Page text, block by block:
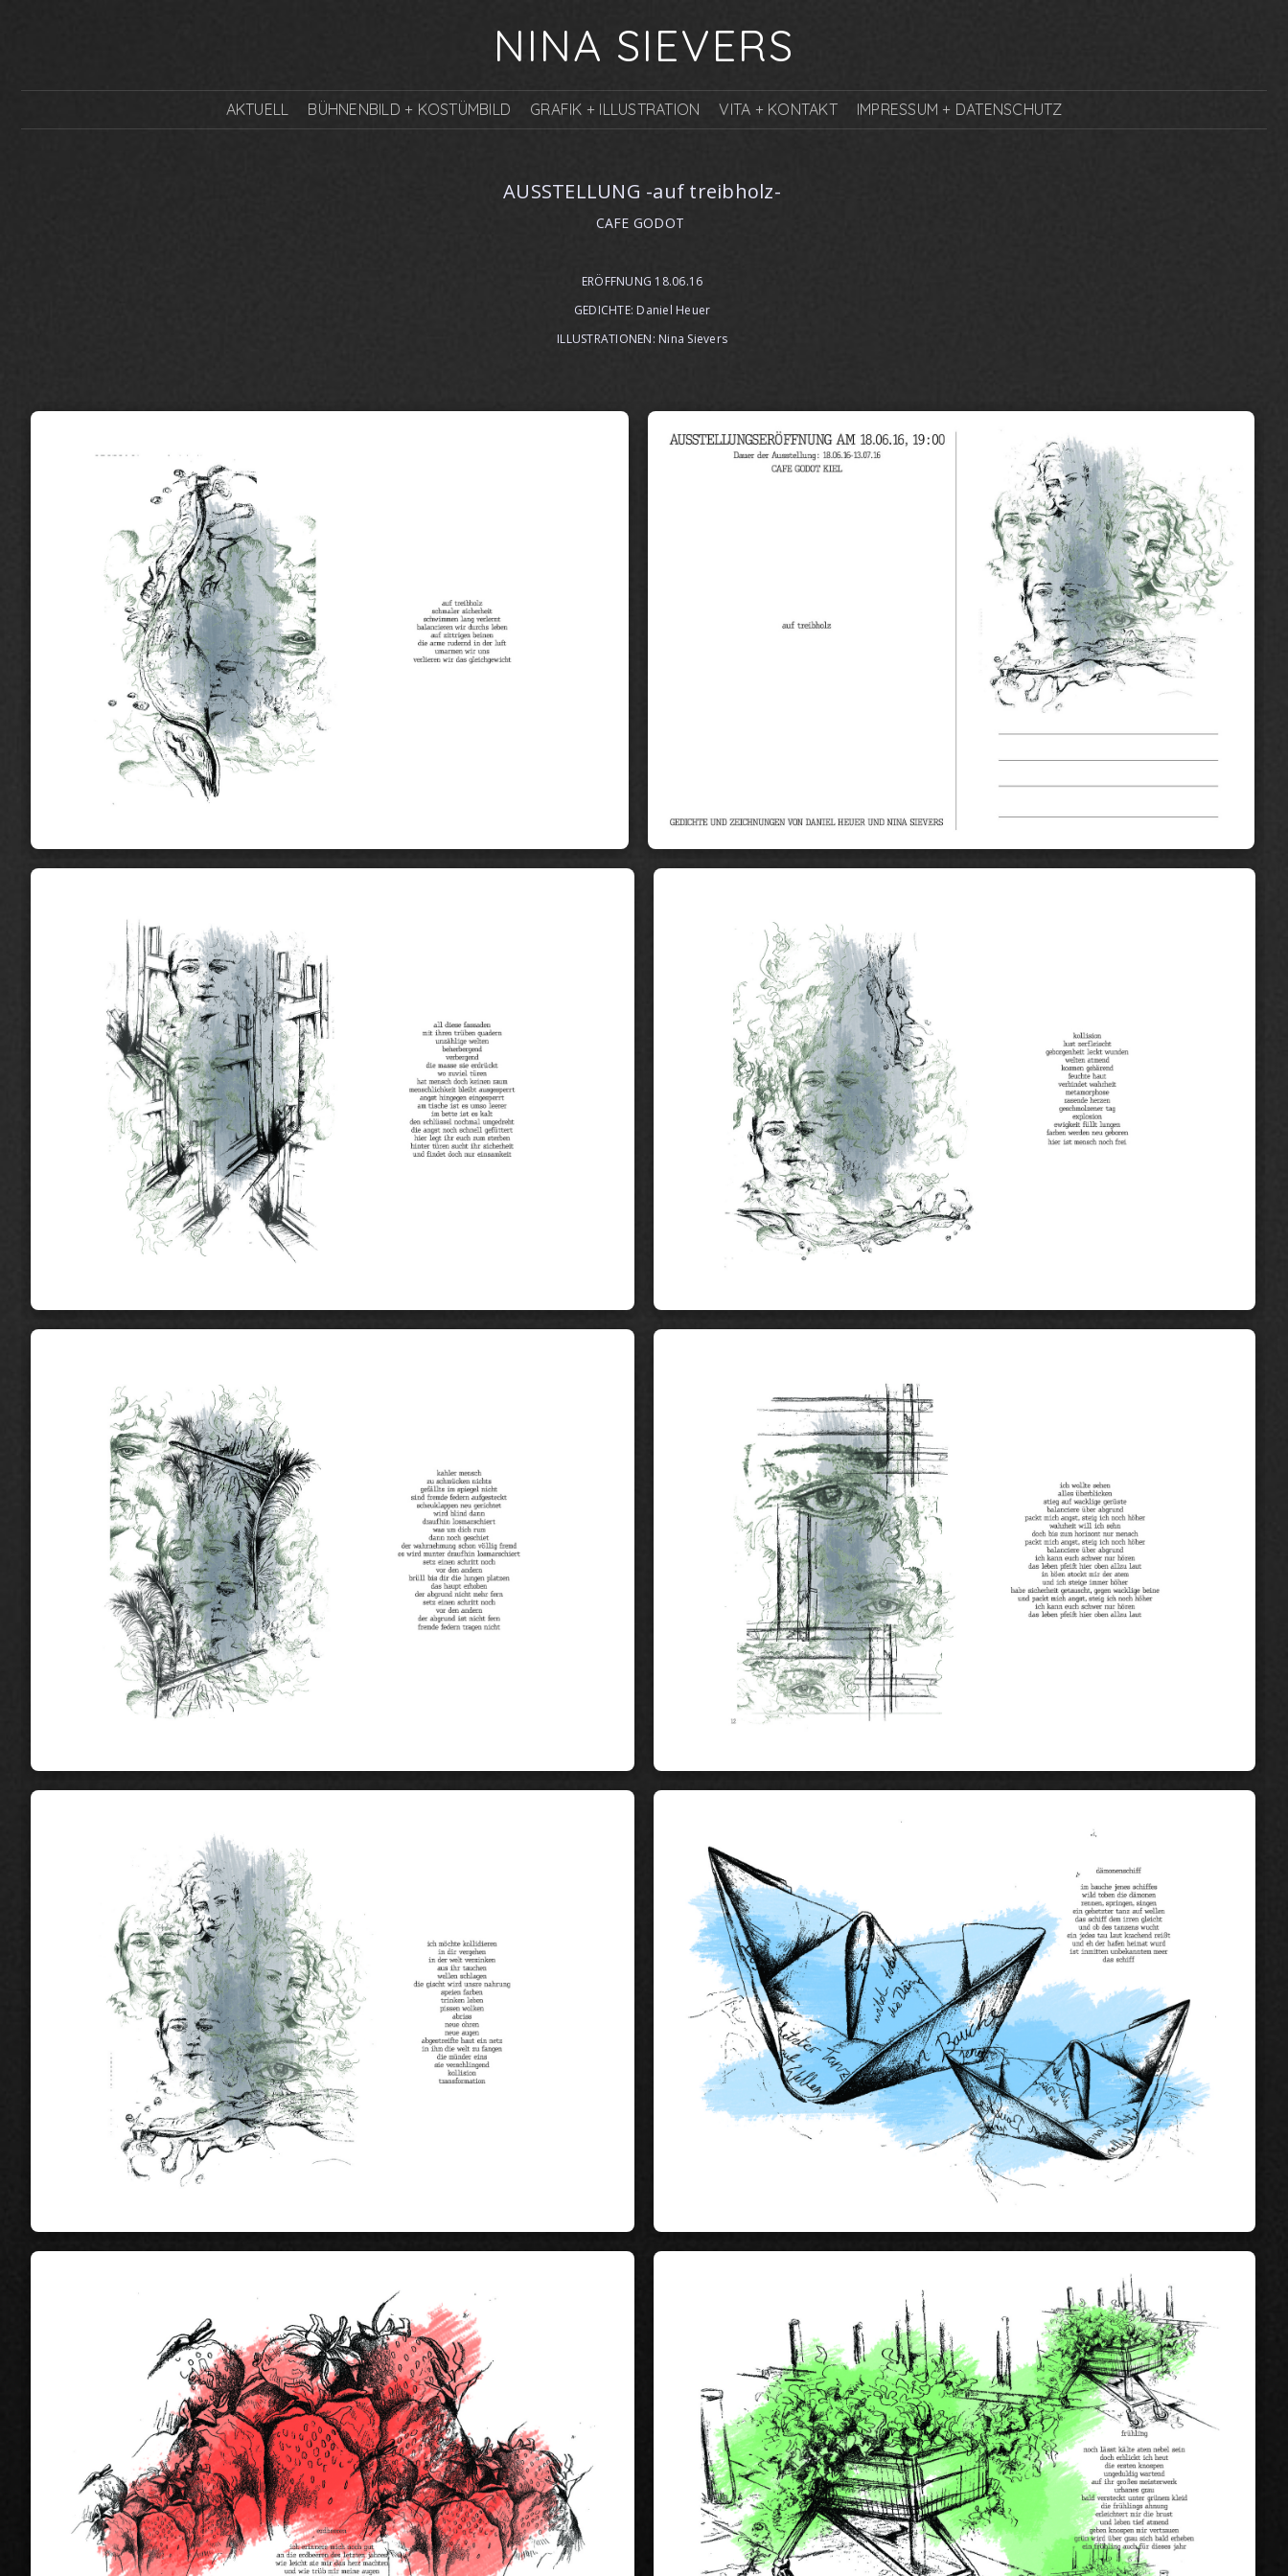
NINA SIEVERS
AKTUELL BÜHNENBILD + KOSTÜMBILD GRAFIK + ILLUSTRATION VITA + KONTAKT IMPRESSUM + DATENSCHUTZ
AUSSTELLUNG -auf treibholz-
CAFE GODOT
ERÖFFNUNG 18.06.16
GEDICHTE: Daniel Heuer
ILLUSTRATIONEN: Nina Sievers